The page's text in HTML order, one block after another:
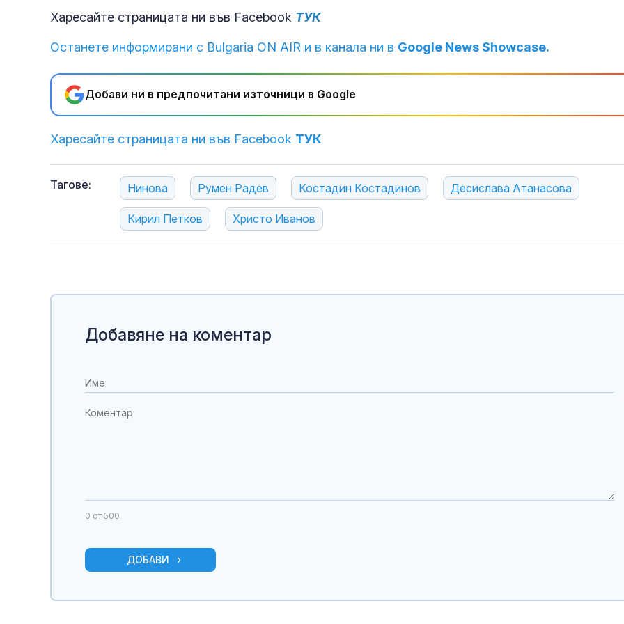
Харесайте страницата ни във Facebook ТУК
Останете информирани с Bulgaria ON AIR и в канала ни в Google News Showcase.
Добави ни в предпочитани източници в Google
Харесайте страницата ни във Facebook ТУК
Тагове: Нинова Румен Радев Костадин Костадинов Десислава Атанасова
Кирил Петков Христо Иванов
Добавяне на коментар
0 от 500
ДОБАВИ